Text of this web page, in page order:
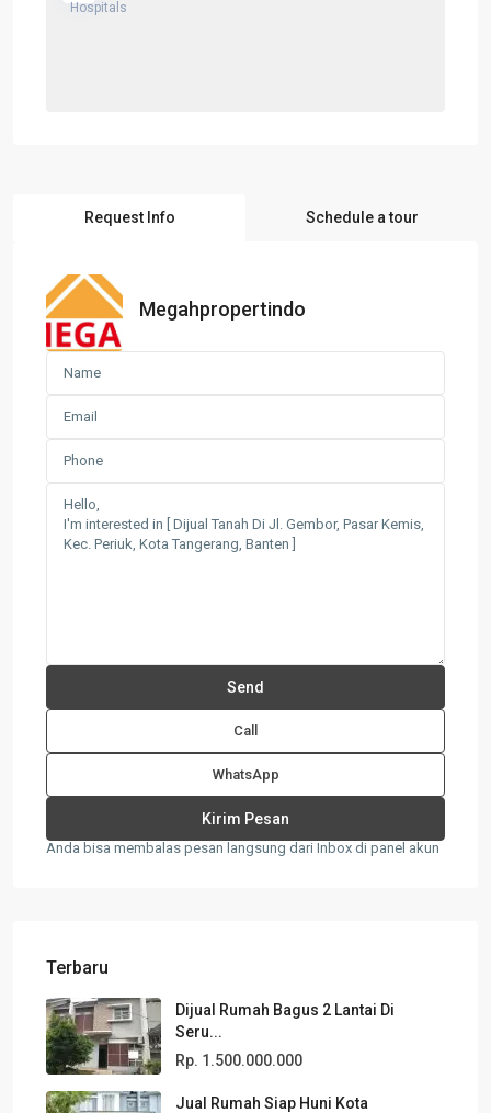
Request Info Schedule a tour
Megahpropertindo
Call
WhatsApp
Anda bisa membalas pesan langsung dari Inbox di panel akun
Terbaru
Dijual Rumah Bagus 2 Lantai Di
Seru...
Rp. 1.500.000.000
Jual Rumah Siap Huni Kota